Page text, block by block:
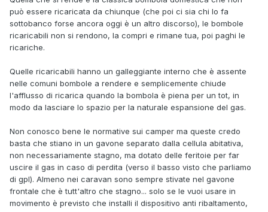
può essere ricaricata da chiunque (che poi ci sia chi lo fa
sottobanco forse ancora oggi è un altro discorso), le bombole
ricaricabili non si rendono, la compri e rimane tua, poi paghi le
ricariche.
Quelle ricaricabili hanno un galleggiante interno che è assente
nelle comuni bombole a rendere e semplicemente chiude
l'afflusso di ricarica quando la bombola è piena per un tot, in
modo da lasciare lo spazio per la naturale espansione del gas.
Non conosco bene le normative sui camper ma queste credo
basta che stiano in un gavone separato dalla cellula abitativa,
non necessariamente stagno, ma dotato delle feritoie per far
uscire il gas in caso di perdita (verso il basso visto che parliamo
di gpl). Almeno nei caravan sono sempre stivate nel gavone
frontale che è tutt'altro che stagno... solo se le vuoi usare in
movimento è previsto che installi il dispositivo anti ribaltamento,